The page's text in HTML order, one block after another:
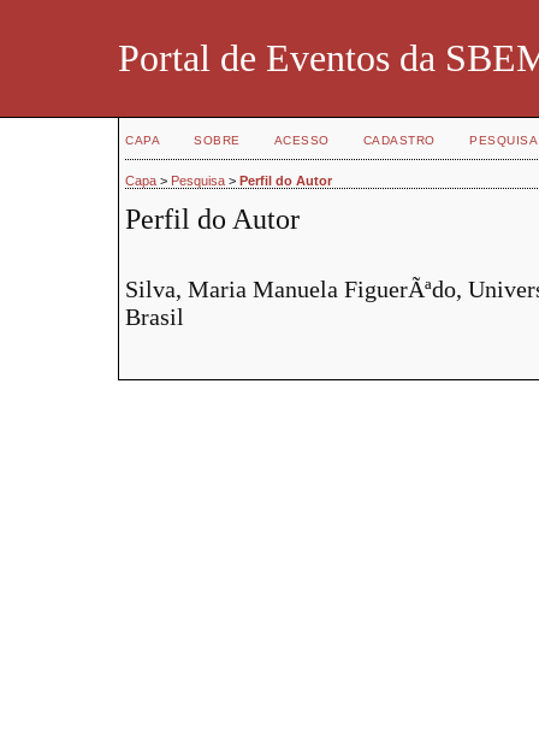
Portal de Eventos da
CAPA SOBRE ACESSO CADASTRO PESQUISA
Capa > Pesquisa > Perfil do Autor
Perfil do Autor
Silva, Maria Manuela FiguerÃªdo,
Brasil